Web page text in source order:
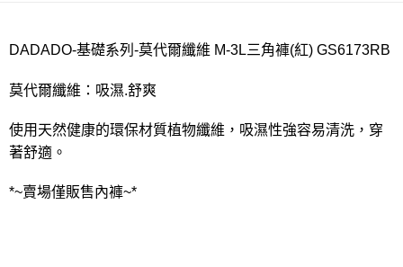
每筆NT$80，滿NT$1,000(含以上)免運費
DADADO-基礎系列-莫代爾纖維 M-3L三角褲(紅) GS6173RB
莫代爾纖維：吸濕.舒爽
使用天然健康的環保材質植物纖維，吸濕性強容易清洗，穿
著舒適。
*~賣場僅販售內褲~*